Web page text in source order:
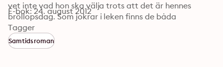
vet inte vad hon ska välja trots att det är hennes
bröllopsdag. Som jokrar i leken finns de båda
frånvarande, Max och Perry… Med lätt och ömsint
hand har Inger Alfvén skrivit en mänsklig komedi om
vår tids vilsenhet och tillkortakommanden, en
E-bok: 24. august 2012
Tagger
Samtidsroman